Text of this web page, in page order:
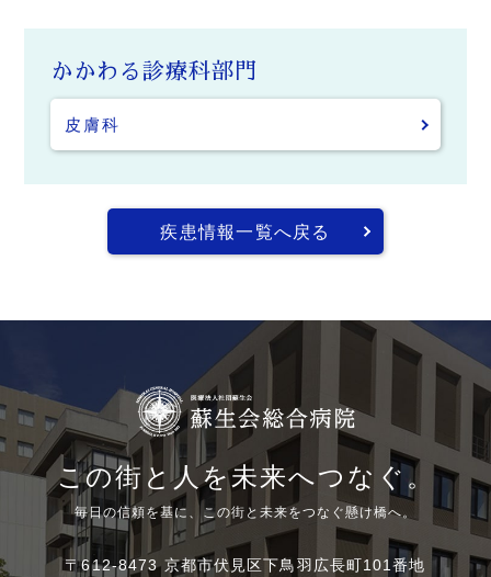
かかわる診療科部門
皮膚科
疾患情報一覧へ戻る
この街と人を未来へつなぐ。
毎日の信頼を基に、この街と未来をつなぐ懸け橋へ。
〒612-8473 京都市伏見区下鳥羽広長町101番地